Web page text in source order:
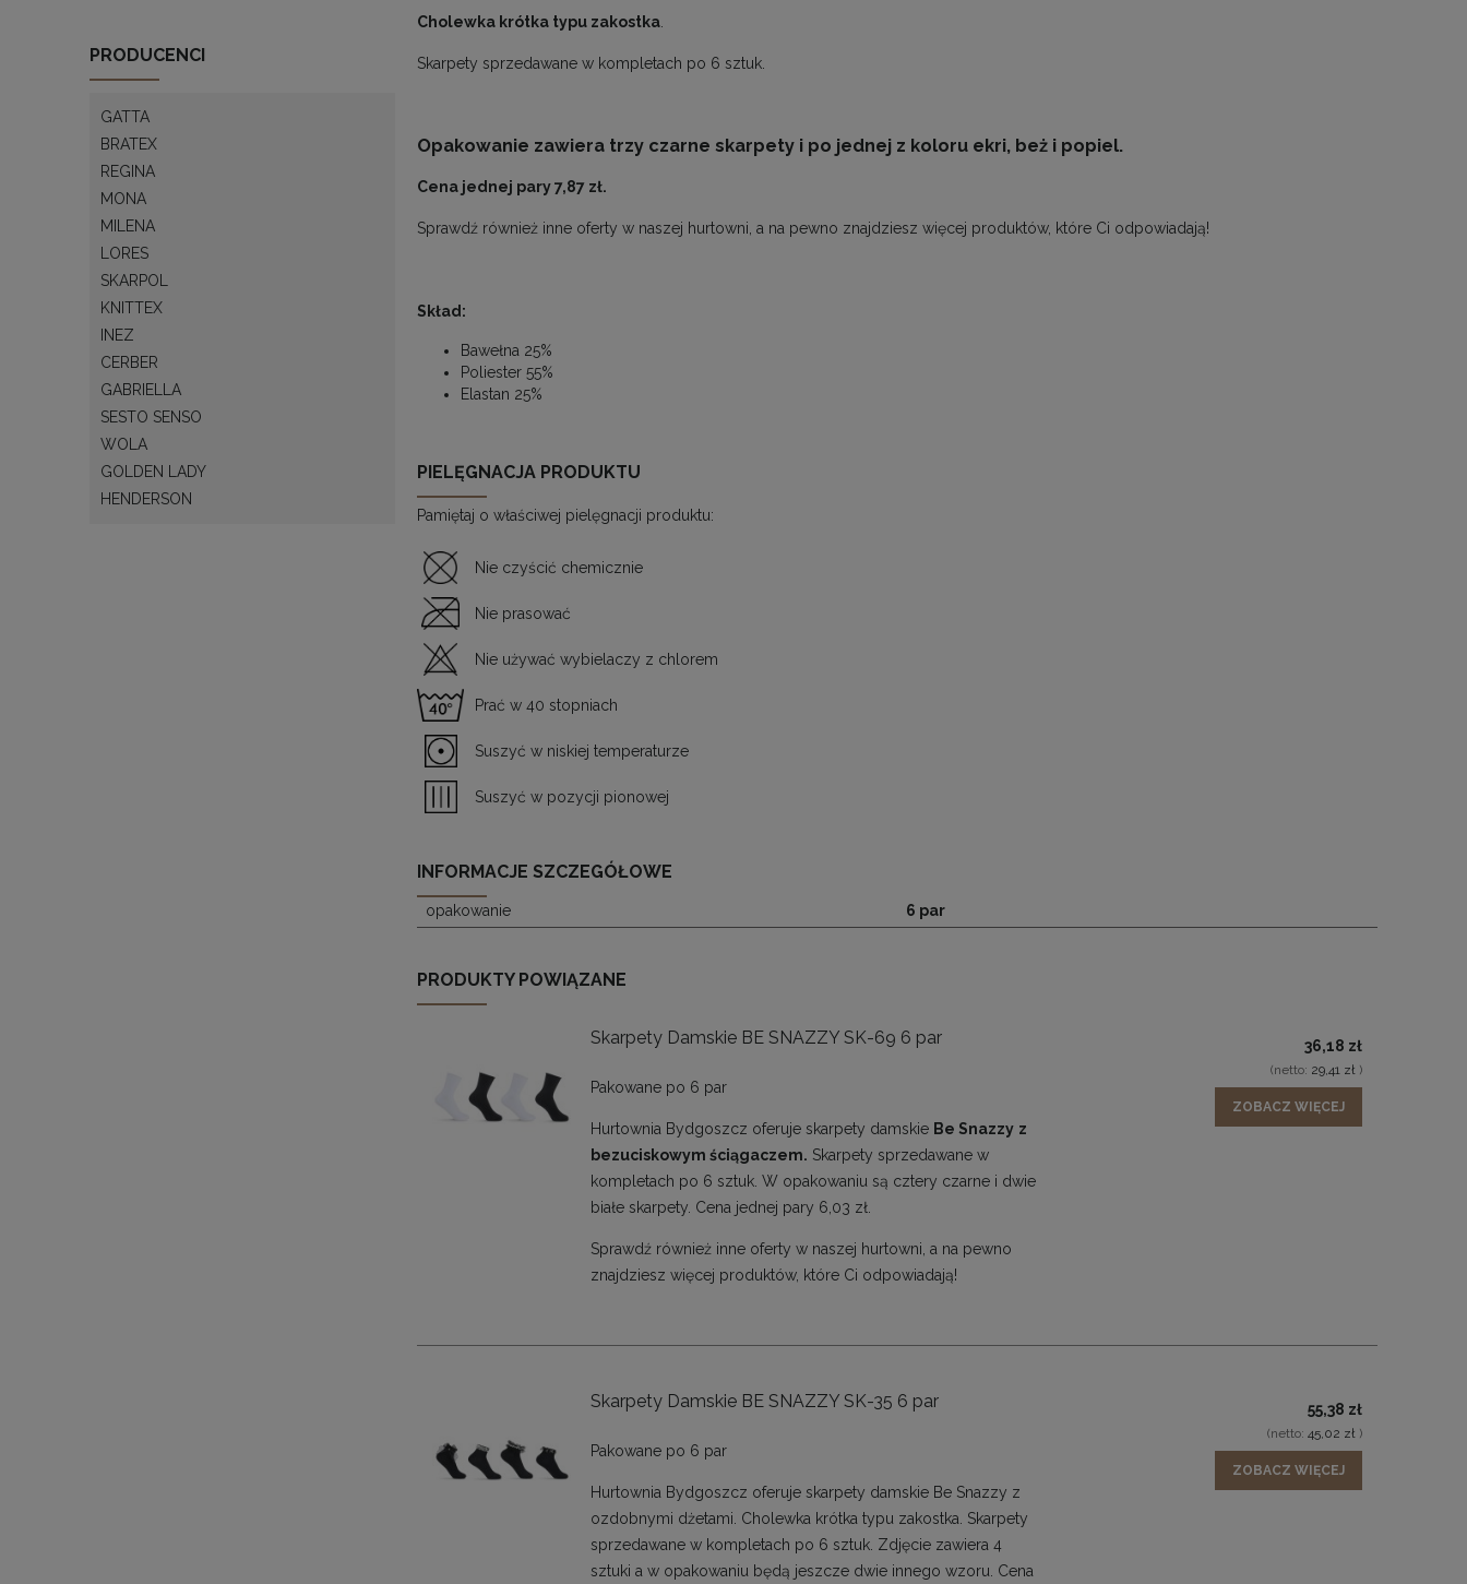
PRODUCENCI
GATTA
BRATEX
REGINA
MONA
MILENA
LORES
SKARPOL
KNITTEX
INEZ
CERBER
GABRIELLA
SESTO SENSO
WOLA
GOLDEN LADY
HENDERSON
Cholewka krótka typu zakostka
Skarpety sprzedawane w kompletach po 6 sztuk.
Opakowanie zawiera trzy czarne skarpety i po jednej z koloru ekri, beż i popiel.
Cena jednej pary 7,87 zł.
Sprawdź również inne oferty w naszej hurtowni, a na pewno znajdziesz więcej produktów, które Ci odpowiadają!
Skład:
Bawełna 25%
Poliester 55%
Elastan 25%
PIELĘGNACJA PRODUKTU
Pamiętaj o właściwej pielęgnacji produktu:
Nie czyścić chemicznie
Nie prasować
Nie używać wybielaczy z chlorem
Prać w 40 stopniach
Suszyć w niskiej temperaturze
Suszyć w pozycji pionowej
INFORMACJE SZCZEGÓŁOWE
opakowanie 6 par
PRODUKTY POWIĄZANE
Skarpety Damskie BE SNAZZY SK-69 6 par
Pakowane po 6 par
Hurtownia Bydgoszcz oferuje skarpety damskie Be Snazzy z
bezuciskowym ściągaczem. Skarpety sprzedawane w
kompletach po 6 sztuk. W opakowaniu są cztery czarne i dwie
białe skarpety. Cena jednej pary 6,03 zł.
Sprawdź również inne oferty w naszej hurtowni, a na pewno
znajdziesz więcej produktów, które Ci odpowiadają!
36,18 zł
(netto: 29,41 zł)
ZOBACZ WIĘCEJ
Skarpety Damskie BE SNAZZY SK-35 6 par
Pakowane po 6 par
Hurtownia Bydgoszcz oferuje skarpety damskie Be Snazzy z
ozdobnymi dżetami. Cholewka krótka typu zakostka. Skarpety
sprzedawane w kompletach po 6 sztuk. Zdjęcie zawiera 4
sztuki a w opakowaniu będą jeszcze dwie innego wzoru. Cena
55,38 zł
(netto: 45,02 zł)
ZOBACZ WIĘCEJ